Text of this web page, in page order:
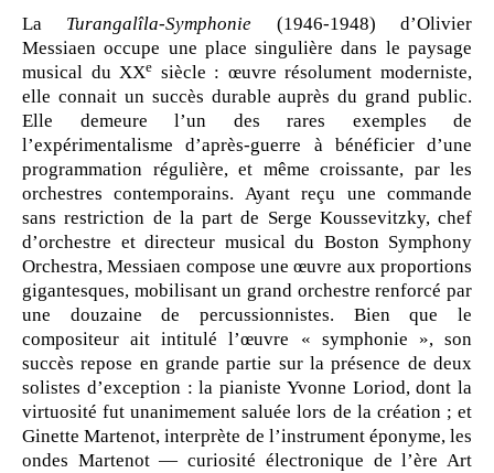
La Turangalîla-Symphonie (1946-1948) d’Olivier
Messiaen occupe une place singulière dans le paysage
musical du XXe siècle : œuvre résolument moderniste,
elle connait un succès durable auprès du grand public.
Elle demeure l’un des rares exemples de
l’expérimentalisme d’après-guerre à bénéficier d’une
programmation régulière, et même croissante, par les
orchestres contemporains. Ayant reçu une commande
sans restriction de la part de Serge Koussevitzky, chef
d’orchestre et directeur musical du Boston Symphony
Orchestra, Messiaen compose une œuvre aux proportions
gigantesques, mobilisant un grand orchestre renforcé par
une douzaine de percussionnistes. Bien que le
compositeur ait intitulé l’œuvre « symphonie », son
succès repose en grande partie sur la présence de deux
solistes d’exception : la pianiste Yvonne Loriod, dont la
virtuosité fut unanimement saluée lors de la création ; et
Ginette Martenot, interprète de l’instrument éponyme, les
ondes Martenot — curiosité électronique de l’ère Art